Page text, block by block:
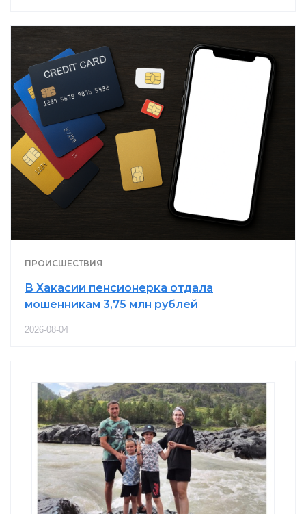
ПРОИСШЕСТВИЯ
В Хакасии пенсионерка отдала
мошенникам 3,75 млн рублей
2026-08-04